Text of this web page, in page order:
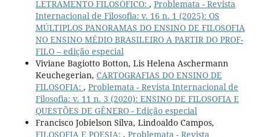
LETRAMENTO FILOSÓFICO: , Problemata - Revista
Internacional de Filosofia: v. 16 n. 1 (2025): OS
MÚLTIPLOS PANORAMAS DO ENSINO DE FILOSOFIA
NO ENSINO MÉDIO BRASILEIRO A PARTIR DO PROF-
FILO – edição especial
Viviane Bagiotto Botton, Lis Helena Aschermann
Keuchegerian, CARTOGRAFIAS DO ENSINO DE
FILOSOFIA: , Problemata - Revista Internacional de
Filosofia: v. 11 n. 3 (2020): ENSINO DE FILOSOFIA E
QUESTÕES DE GÊNERO - Edição especial
Francisco Jobielson Silva, Lindoaldo Campos,
FILOSOFIA E POESIA: , Problemata - Revista